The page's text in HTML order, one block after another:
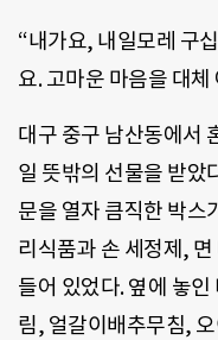
“내가요, 내일모레 구
요.고마운 마음을 대
대구 중구 남산동에서
일 뜻밖의 선물을 받았
문을 열자 큼직한 박스
리식품과 손 세정제 , 면
들어 있었다.옆에 놓인
림, 얼갈이배추무침,